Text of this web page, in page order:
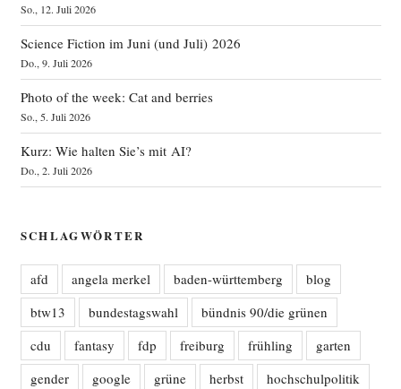
So., 12. Juli 2026
Science Fiction im Juni (und Juli) 2026
Do., 9. Juli 2026
Photo of the week: Cat and berries
So., 5. Juli 2026
Kurz: Wie halten Sie’s mit AI?
Do., 2. Juli 2026
SCHLAGWÖRTER
afd angela merkel baden-württemberg
blog
btw13
bundestagswahl
bündnis 90/die grünen
cdu
fantasy fdp freiburg frühling
garten
gender
google grüne herbst
hochschulpolitik